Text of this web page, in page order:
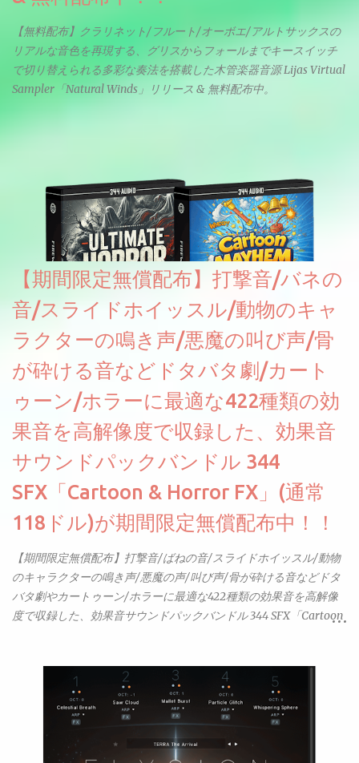
【無料配布】クラリネット/フルート/オーボエ/アルトサックスの
リアルな音色を再現する、グリスからフォールまでキースイッチ
で切り替えられる多彩な奏法を搭載した木管楽器音源 Lijas Virtual
Sampler「Natural Winds」リリース & 無料配布中。
【期間限定無償配布】打撃音/バネの
音/スライドホイッスル/動物のキャ
ラクターの鳴き声/悪魔の叫び声/骨
が砕ける音などドタバタ劇/カート
ゥーン/ホラーに最適な422種類の効
果音を高解像度で収録した、効果音
サウンドパックバンドル 344
SFX「Cartoon & Horror FX」(通常
118ドル)が期間限定無償配布中！！
【期間限定無償配布】打撃音/ばねの音/スライドホイッスル/動物
のキャラクターの鳴き声/悪魔の声/叫び声/骨が砕ける音などドタ
バタ劇やカートゥーン/ホラーに最適な422種類の効果音を高解像
度で収録した、効果音サウンドパックバンドル 344 SFX「Cartoon